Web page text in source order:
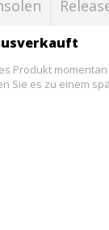
Produkt
Sie es zu einem